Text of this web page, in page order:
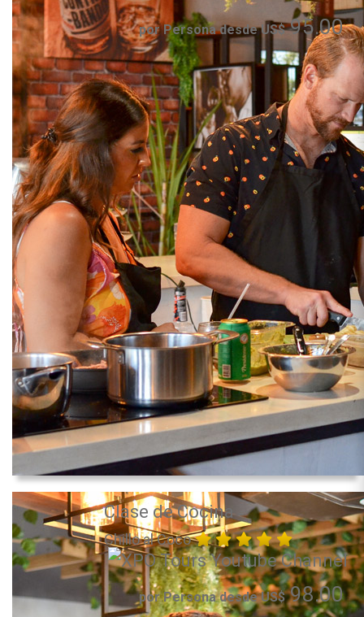
por Persona desde US$95.00
Clase de Cocina
Chillo al Coco
por Persona desde US$98.00